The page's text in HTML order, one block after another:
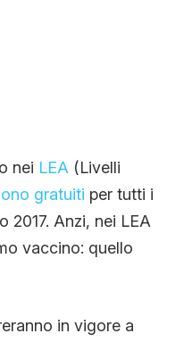
nei LEA (Livelli
gratuiti per tutti i
2017. Anzi, nei LEA
vaccino: quello
in vigore a